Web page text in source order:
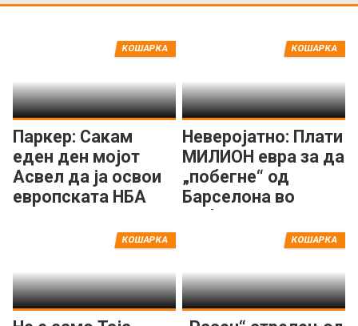
Паркер: Сакам
еден ден мојот
Асвел да ја освои
европската НБА
КОШАРКА
Неверојатно: Плати
МИЛИОН евра за да
„побегне“ од
Барселона во
Дубаи!
КОШАРКА
КОШАРКА КОШАРКА